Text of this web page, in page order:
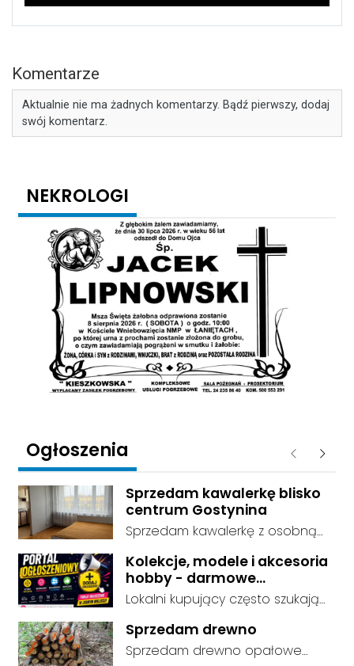
Komentarze
Aktualnie nie ma żadnych komentarzy. Bądź pierwszy, dodaj
swój komentarz.
NEKROLOGI
Ogłoszenia Poprzednie
Sprzedam kawalerkę blisko
centrum Gostynina
Sprzedam kawalerkę z osobną
Stan dobry - do zamieszkania, 3
piętro. Standard wykończenia -
dobry. cena do negocjacji.
Kolekcje, modele i akcesoria
hobby - darmowe
ogłoszenia, dodaj swoje za
Lokalni kupujący często szukają
w domu. Kategorie są czytelnie
podzielone, dzięki czemu osoby
Sprzedam drewno
Sprzedam drewno opałowe